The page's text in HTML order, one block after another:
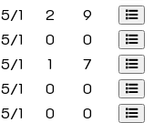
5/1 2
9
5/1 0
0
5/1 1
7
5/1 0
0
5/1 0
0